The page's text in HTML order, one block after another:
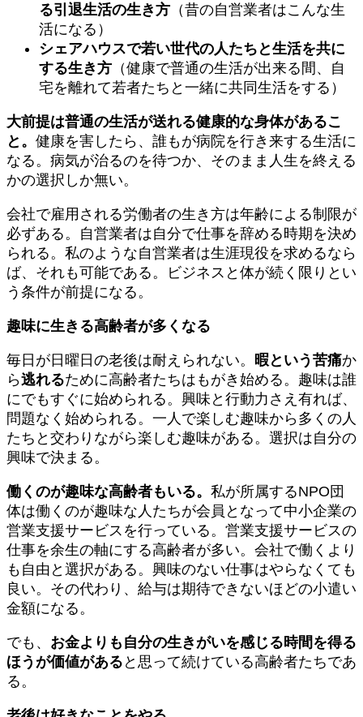
る引退生活の生き方 （昔の自営業者はこんな生
活になる）
シェアハウスで若い世代の人たちと生活を共に
する生き方 （健康で普通の生活が出来る間、自
宅を離れて若者たちと一緒に共同生活をする）
大前提は普通の生活が送れる健康的な身体があるこ
と。 健康を害したら、誰もが病院を行き来する生活に
なる。病気が治るのを待つか、そのまま人生を終える
かの選択しか無い。
会社で雇用される労働者の生き方は年齢による制限が
必ずある。自営業者は自分で仕事を辞める時期を決め
られる。私のような自営業者は生涯現役を求めるなら
ば、それも可能である。ビジネスと体が続く限りとい
う条件が前提になる。
趣味に生きる高齢者が多くなる
毎日が日曜日の老後は耐えられない。 暇という苦痛か
ら逃れるために高齢者たちはもがき始める。趣味は誰
にでもすぐに始められる。興味と行動力さえ有れば、
問題なく始められる。一人で楽しむ趣味から多くの人
たちと交わりながら楽しむ趣味がある。選択は自分の
興味で決まる。
働くのが趣味な高齢者もいる。 私が所属するNPO団
体は働くのが趣味な人たちが会員となって中小企業の
営業支援サービスを行っている。営業支援サービスの
仕事を余生の軸にする高齢者が多い。会社で働くより
も自由と選択がある。興味のない仕事はやらなくても
良い。その代わり、給与は期待できないほどの小遣い
金額になる。
でも、 お金よりも自分の生きがいを感じる時間を得る
ほうが価値がある と思って続けている高齢者たちであ
る。